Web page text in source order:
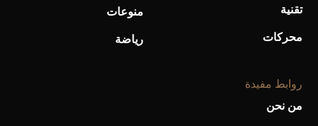
تقنية
محركات
منوعات
رياضة
روابط مفيدة
من نحن